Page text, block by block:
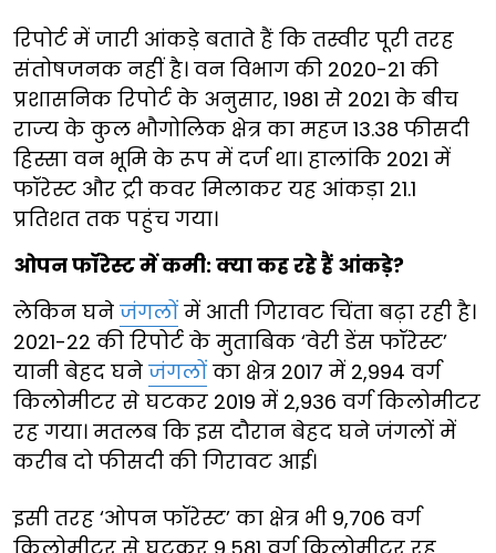
रिपोर्ट में जारी आंकड़े बताते हैं कि तस्वीर पूरी तरह
संतोषजनक नहीं है। वन विभाग की 2020-21 की
प्रशासनिक रिपोर्ट के अनुसार, 1981 से 2021 के बीच
राज्य के कुल भौगोलिक क्षेत्र का महज 13.38 फीसदी
हिस्सा वन भूमि के रूप में दर्ज था। हालांकि 2021 में
फॉरेस्ट और ट्री कवर मिलाकर यह आंकड़ा 21.1
प्रतिशत तक पहुंच गया।
ओपन फॉरेस्ट में कमी: क्या कह रहे हैं आंकड़े?
लेकिन घने जंगलों में आती गिरावट चिंता बढ़ा रही है।
2021-22 की रिपोर्ट के मुताबिक ‘वेरी डेंस फॉरेस्ट’
यानी बेहद घने जंगलों का क्षेत्र 2017 में 2,994 वर्ग
किलोमीटर से घटकर 2019 में 2,936 वर्ग किलोमीटर
रह गया। मतलब कि इस दौरान बेहद घने जंगलों में
करीब दो फीसदी की गिरावट आई।
इसी तरह ‘ओपन फॉरेस्ट’ का क्षेत्र भी 9,706 वर्ग
किलोमीटर से घटकर 9,581 वर्ग किलोमीटर रह